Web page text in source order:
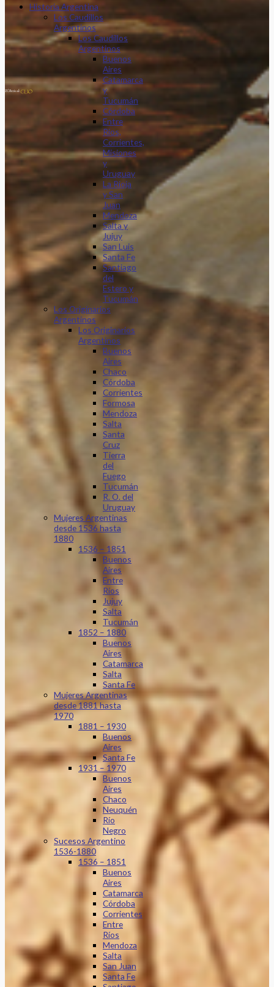
Historia Argentina
Los Caudillos
Argentinos
Los Caudillos
Argentinos
Buenos
Aires
Catamarca
y
Tucumán
Córdoba
Entre
Ríos,
Corrientes,
Misiones
y
Uruguay
La Rioja
y San
Juan
Mendoza
Salta y
Jujuy
San Luis
Santa Fe
Santiago
del
Estero y
Tucumán
Los Originarios
Argentinos
Los Originarios
Argentinos
Buenos
Aires
Chaco
Córdoba
Corrientes
Formosa
Mendoza
Salta
Santa
Cruz
Tierra
del
Fuego
Tucumán
R. O. del
Uruguay
Mujeres Argentinas
desde 1536 hasta
1880
1536 – 1851
Buenos
Aires
Entre
Ríos
Jujuy
Salta
Tucumán
1852 – 1880
Buenos
Aires
Catamarca
Salta
Santa Fe
Mujeres Argentinas
desde 1881 hasta
1970
1881 – 1930
Buenos
Aires
Santa Fe
1931 – 1970
Buenos
Aires
Chaco
Neuquén
Río
Negro
Sucesos Argentino
1536-1880
1536 – 1851
Buenos
Aires
Catamarca
Córdoba
Corrientes
Entre
Ríos
Mendoza
Salta
San Juan
Santa Fe